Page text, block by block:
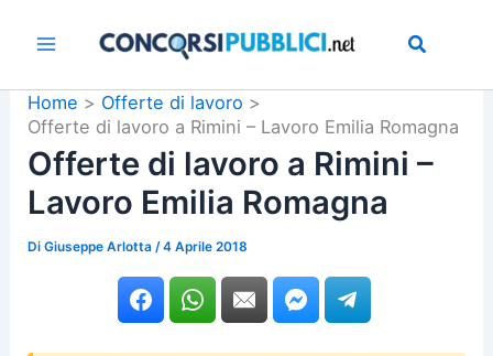
Home
Offerte di lavoro
Offerte di lavoro a Rimini – Lavoro Emilia Romagna
Offerte di lavoro a Rimini –
Lavoro Emilia Romagna
DiGiuseppe Arlotta /4 Aprile 2018